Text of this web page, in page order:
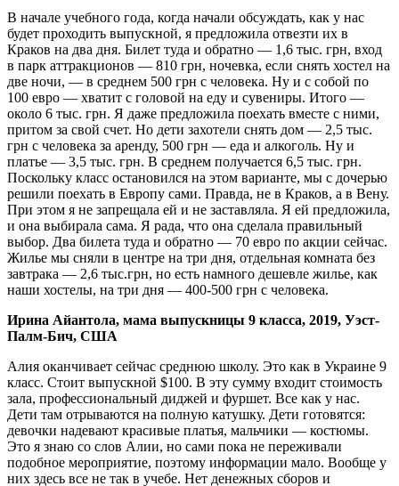
В начале учебного года, когда начали обсуждать, как у нас
будет проходить выпускной, я предложила отвезти их в
Краков на два дня. Билет туда и обратно — 1,6 тыс. грн, вход
в парк аттракционов — 810 грн, ночевка, если снять хостел на
две ночи, — в среднем 500 грн с человека. Ну и с собой по
100 евро — хватит с головой на еду и сувениры. Итого —
около 6 тыс. грн. Я даже предложила поехать вместе с ними,
притом за свой счет. Но дети захотели снять дом — 2,5 тыс.
грн с человека за аренду, 500 грн — еда и алкоголь. Ну и
платье — 3,5 тыс. грн. В среднем получается 6,5 тыс. грн.
Поскольку класс остановился на этом варианте, мы с дочерью
решили поехать в Европу сами. Правда, не в Краков, а в Вену.
При этом я не запрещала ей и не заставляла. Я ей предложила,
и она выбирала сама. Я рада, что она сделала правильный
выбор. Два билета туда и обратно — 70 евро по акции сейчас.
Жилье мы сняли в центре на три дня, отдельная комната без
завтрака — 2,6 тыс.грн, но есть намного дешевле жилье, как
наши хостелы, на три дня — 400-500 грн с человека.
Ирина Айантола, мама выпускницы 9 класса, 2019, Уэст-
Палм-Бич, США
Алия оканчивает сейчас среднюю школу. Это как в Украине 9
класс. Стоит выпускной $100. В эту сумму входит стоимость
зала, профессиональный диджей и фуршет. Все как у нас.
Дети там отрываются на полную катушку. Дети готовятся:
девочки надевают красивые платья, мальчики — костюмы.
Это я знаю со слов Алии, но сами пока не переживали
подобное мероприятие, поэтому информации мало. Вообще у
них здесь все не так в учебе. Нет денежных сборов и